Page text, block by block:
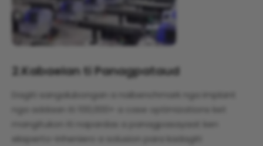
2.Kabaelan ti Panagpataud
mangitukon iti napardas a panagpasayaat ken